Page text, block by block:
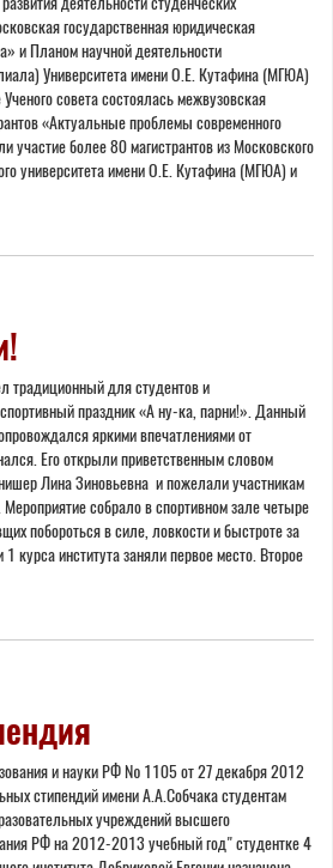
государственная юридическая
и Планом научной деятельности
Университета имени О.Е. Кутафина (МГЮА)
совета состоялась межвузовская
«Актуальные проблемы современного
участие более 80 магистрантов из Московского
университета имени О.Е. Кутафина (МГЮА) и
традиционный для студентов и
праздник «А ну-ка, парни!». Данный
яркими впечатлениями от
Его открыли приветственным словом
Лина Зиновьевна и пожелали участникам
собрало в спортивном зале четыре
побороться в силе, ловкости и быстроте за
курса института заняли первое место. Второе
и науки РФ № 1105 от 27 декабря 2012
стипендий имени А.А.Собчака студентам
учреждений высшего
РФ на 2012-2013 учебный год" студентке 4